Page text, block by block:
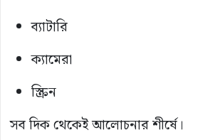
ব্যাটারি
ক্যামেরা
স্ক্রিন
সব দিক থেকেই আলোচনার শীর্ষে।